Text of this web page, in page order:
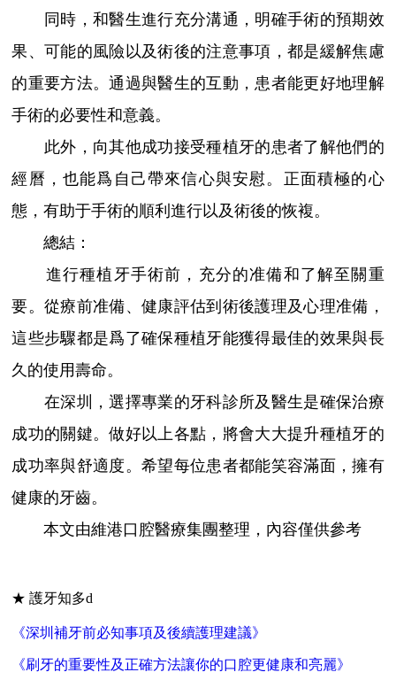
同時，和醫生進行充分溝通，明確手術的預期效
果、可能的風險以及術後的注意事項，都是緩解焦慮
的重要方法。通過與醫生的互動，患者能更好地理解
手術的必要性和意義。
此外，向其他成功接受種植牙的患者了解他們的
經曆，也能爲自己帶來信心與安慰。正面積極的心
態，有助于手術的順利進行以及術後的恢複。
總結：
進行種植牙手術前，充分的准備和了解至關重
要。從療前准備、健康評估到術後護理及心理准備，
這些步驟都是爲了確保種植牙能獲得最佳的效果與長
久的使用壽命。
在深圳，選擇專業的牙科診所及醫生是確保治療
成功的關鍵。做好以上各點，將會大大提升種植牙的
成功率與舒適度。希望每位患者都能笑容滿面，擁有
健康的牙齒。
本文由維港口腔醫療集團整理，內容僅供參考
★ 護牙知多d
《深圳補牙前必知事項及後續護理建議》
《刷牙的重要性及正確方法讓你的口腔更健康和亮麗》